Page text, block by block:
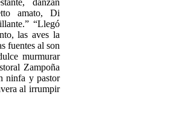
amato, Di
“Llegó
las aves la
fuentes al son
murmurar
Zampoña
ninfa y pastor
al irrumpir